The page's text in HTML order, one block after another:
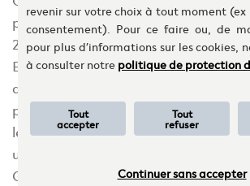
poussant les restaurateurs à
2019 par d’anciens responsables
Eats, la startup aux racines
de développer un réseau de cuisines
professionnelles partagées
les plus courus dont les plats sont
uniquement à la livraison ou à
Ghost Kitchens).
revenir sur votre choix à tout moment
consentement). Pour ce faire ou, de
pour plus d’informations sur les cookies,
à consulter notrepolitique de protection
Tout
accepter
Tout
refuser
Continuer sans accepter